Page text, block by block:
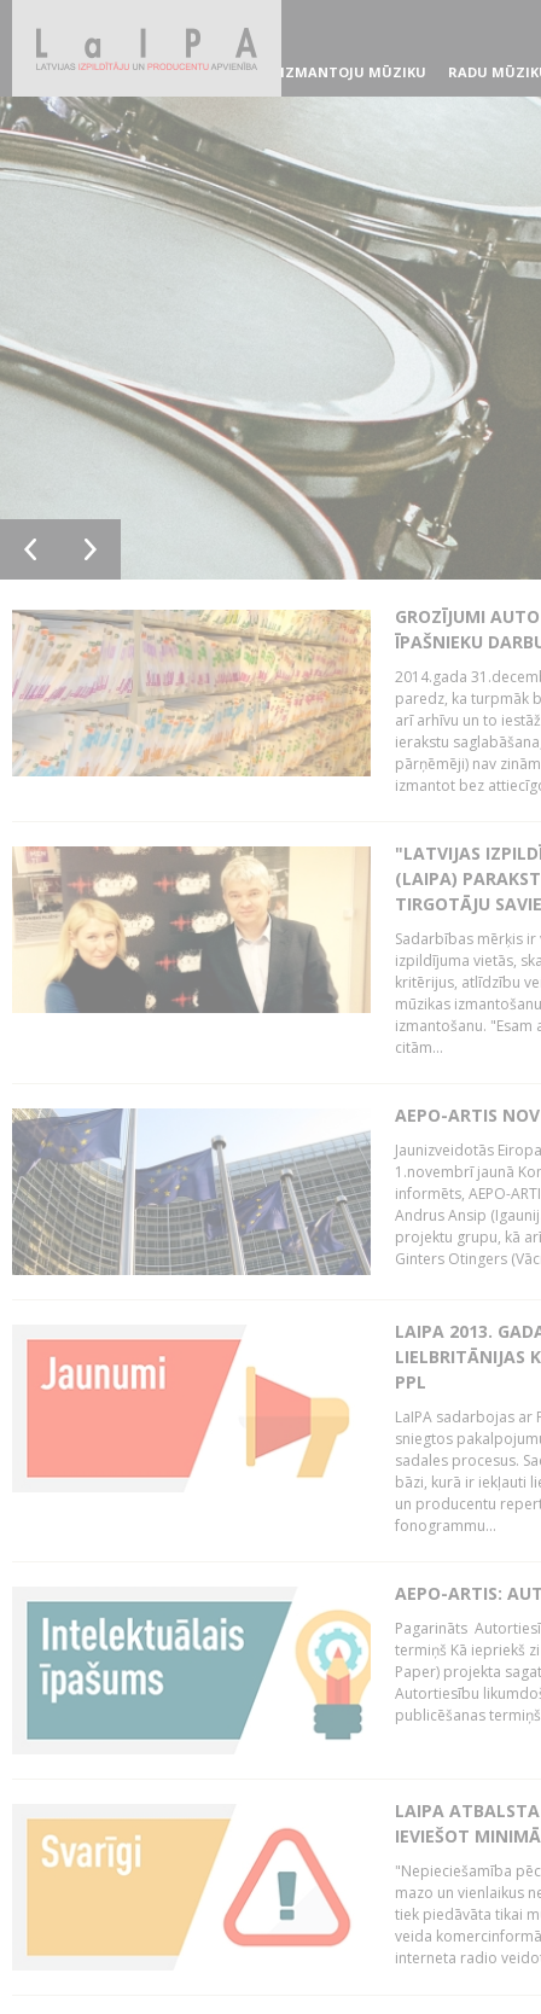
IZMANTOJU MŪZIKU RADU
GROZĪJUMI
ĪPAŠNIEKU
2014.gada
paredz, ka turpmāk
arī arhīvu un to
ierakstu
pārņēmēji) nav
izmantot bez
"LATVIJAS
(LAIPA)
TIRGOTĀJU
Sadarbības mērķis
izpildījuma vietās,
kritērijus, atlīdzību
mūzikas
izmantošanu.
citām...
AEPO-ARTIS
Jaunizveidotās
1.novembrī jaunā
informēts, AEPO-
Andrus Ansip
projektu grupu, kā
Ginters Otingers
LAIPA 2013.
LIELBRITĀNIJAS
PPL
LaIPA sadarbojas
sniegtos
sadales procesus.
bāzi, kurā ir iekļauti
un producentu
fonogrammu...
AEPO-ARTIS:
Pagarināts
termiņš Kā iepriekš
Paper) projekta
Autortiesību
publicēšanas
LAIPA
IEVIEŠOT
"Nepieciešamība
mazo un vienlaikus
tiek piedāvāta tikai
veida
interneta radio